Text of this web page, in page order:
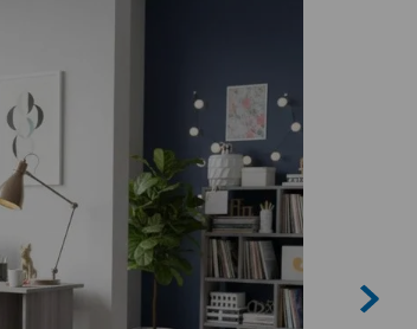
aspiradora
9.
lavamanos
10. taladro